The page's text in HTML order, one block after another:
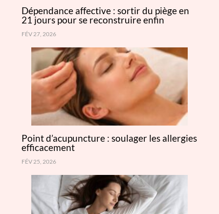
Dépendance affective : sortir du piège en
21 jours pour se reconstruire enfin
FÉV 27, 2026
Point d’acupuncture : soulager les allergies
efficacement
FÉV 25, 2026